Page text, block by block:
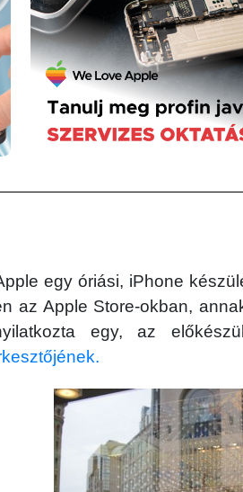
egy óriási, iPhone
az Apple Store-okban,
egy, az